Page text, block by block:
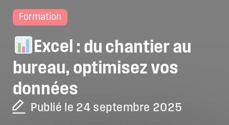
Formation
Excel : du chantierau
bureau, optimisezvos
données
Publié le 24 septembre 2025